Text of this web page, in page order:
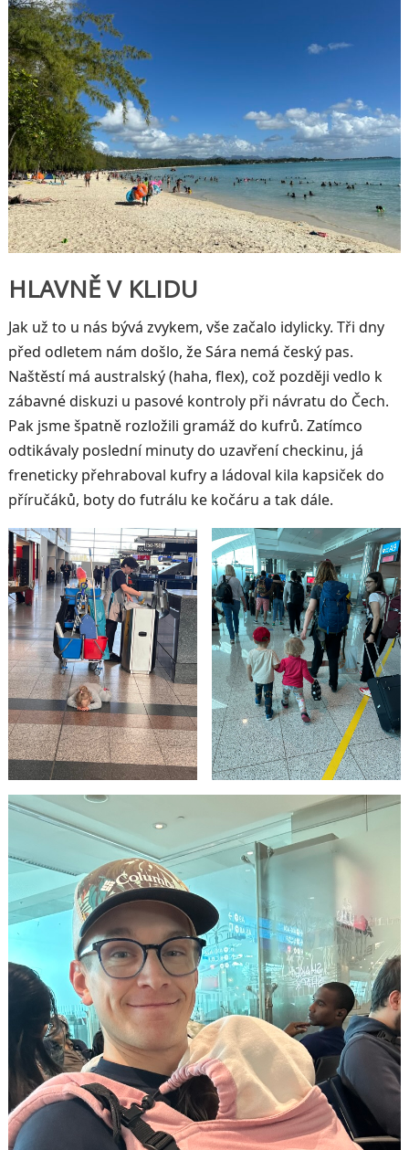
HLAVNĚ V KLIDU
Jak už to u nás bývá zvykem, vše začalo idylicky. Tři dny
před odletem nám došlo, že Sára nemá český pas.
Naštěstí má australský (haha, flex), což později vedlo k
zábavné diskuzi u pasové kontroly při návratu do Čech.
Pak jsme špatně rozložili gramáž do kufrů. Zatímco
odtikávaly poslední minuty do uzavření checkinu, já
freneticky přehraboval kufry a ládoval kila kapsiček do
příručáků, boty do futrálu ke kočáru a tak dále.